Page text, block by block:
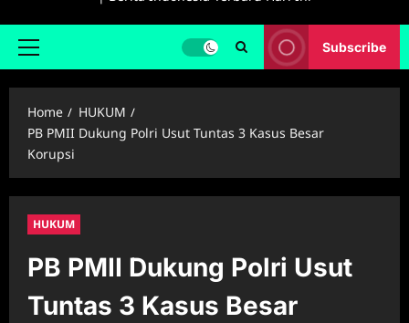
Primary
Subscribe
Home
HUKUM
PB PMII Dukung Polri Usut Tuntas 3 Kasus Besar
Korupsi
HUKUM
PB PMII Dukung Polri Usut
Tuntas 3 Kasus Besar